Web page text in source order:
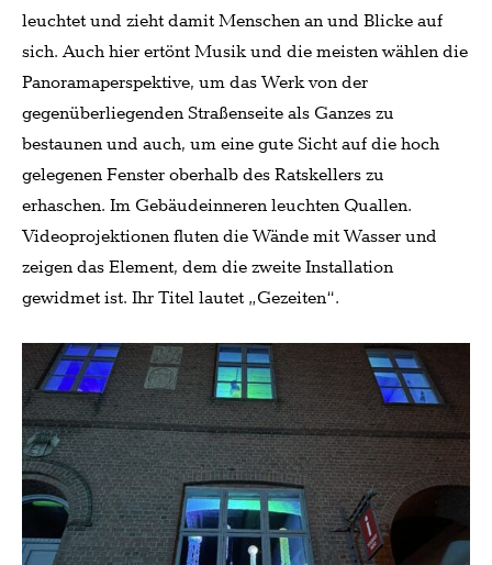
leuchtet und zieht damit Menschen an und Blicke auf
sich. Auch hier ertönt Musik und die meisten wählen die
Panoramaperspektive, um das Werk von der
gegenüberliegenden Straßenseite als Ganzes zu
bestaunen und auch, um eine gute Sicht auf die hoch
gelegenen Fenster oberhalb des Ratskellers zu
erhaschen. Im Gebäudeinneren leuchten Quallen.
Videoprojektionen fluten die Wände mit Wasser und
zeigen das Element, dem die zweite Installation
gewidmet ist. Ihr Titel lautet „Gezeiten“.